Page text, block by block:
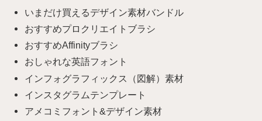
いまだけ買えるデザイン素材バンドル
おすすめプロクリエイトブラシ
おすすめAffinityブラシ
おしゃれな英語フォント
インフォグラフィックス（図解）素材
インスタグラムテンプレート
アメコミフォント&デザイン素材